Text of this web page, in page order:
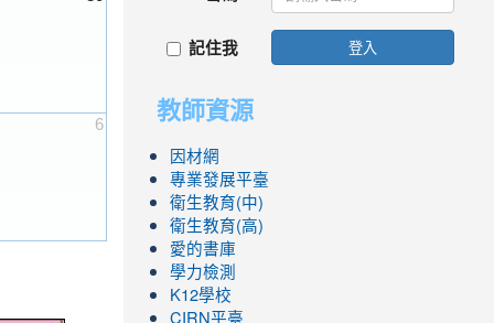
6
記住我 登入
教師資源
因材網
專業發展平臺
衛生教育(中)
衛生教育(高)
愛的書庫
學力檢測
K12學校
CIRN平臺